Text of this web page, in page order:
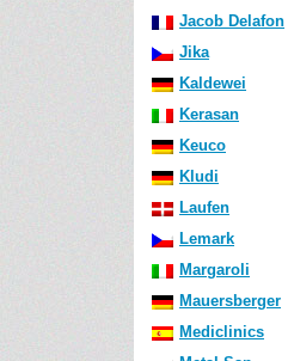
Jacob Delafon
Jika
Kaldewei
Kerasan
Keuco
Kludi
Laufen
Lemark
Margaroli
Mauersberger
Mediclinics